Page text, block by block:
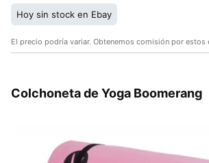
Hoy sin stock en Ebay
El precio podría variar. Obtenemos comisión por estos
Colchoneta de Yoga Boomerang